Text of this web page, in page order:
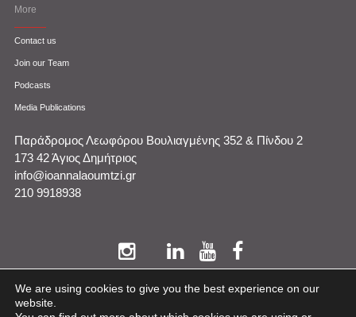
More
Contact us
Join our Team
Podcasts
Media Publications
Παράδρομος Λεωφόρου Βουλιαγμένης 352 & Πίνδου 2
173 42 Άγιος Δημήτριος
info@ioannalaoumtzi.gr
210 9918938
We are using cookies to give you the best experience on our
website.